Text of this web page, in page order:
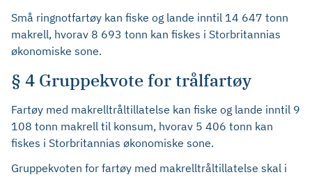
Små ringnotfartøy kan fiske og lande inntil 14 647 tonn
makrell, hvorav 8 693 tonn kan fiskes i Storbritannias
økonomiske sone.
§ 4 Gruppekvote for trålfartøy
Fartøy med makrelltråltillatelse kan fiske og lande inntil 9
108 tonn makrell til konsum, hvorav 5 406 tonn kan
fiskes i Storbritannias økonomiske sone.
Gruppekvoten for fartøy med makrelltråltillatelse skal i